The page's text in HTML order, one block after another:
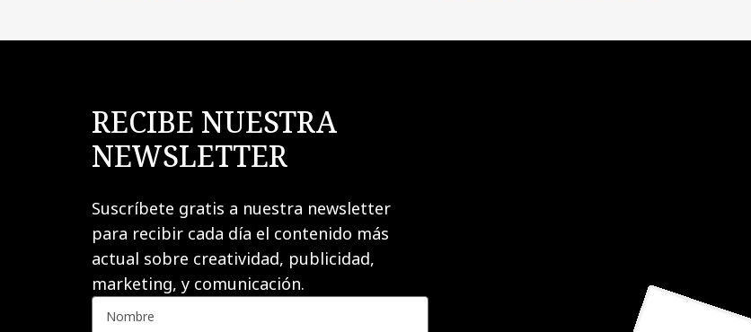
RECIBE NUESTRA
NEWSLETTER
Suscríbete gratis a nuestra newsletter
para recibir cada día el contenido más
actual sobre creatividad, publicidad,
marketing, y comunicación.